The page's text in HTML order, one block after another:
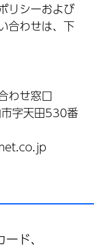
リシーおよび
合わせは、下
わせ窓口
字天田530番
ド、